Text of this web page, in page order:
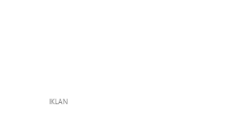
IKLAN